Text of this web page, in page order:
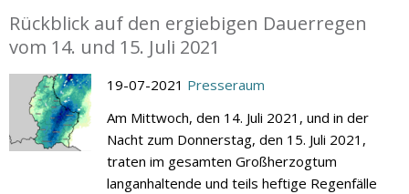
Rückblick auf den ergiebigen Dauerregen
vom 14. und 15. Juli 2021
19-07-2021 Presseraum
Am Mittwoch, den 14. Juli 2021, und in der
Nacht zum Donnerstag, den 15. Juli 2021,
traten im gesamten Großherzogtum
langanhaltende und teils heftige Regenfälle